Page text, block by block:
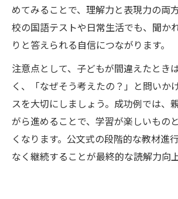
めてみることで、理解力と表現力の両
校の国語テストや日常生活でも、聞か
りと答えられる自信につながります。
注意点として、子どもが間違えたとき
く、「なぜそう考えたの？」と問いか
スを大切にしましょう。成功例では、
がら進めることで、学習が楽しいもの
くなります。公文式の段階的な教材進
なく継続することが最終的な読解力向